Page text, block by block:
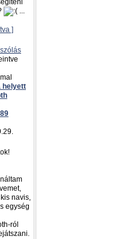
...
]
helyett
navis,
egység
ról